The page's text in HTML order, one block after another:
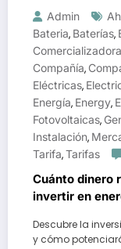
Admin
Bateria, Baterías,
Compañía,
Eléctricas,
Energía, Energy,
Fotovoltaicas,
Instalación,
Tarifa,Tarifas
Cuánto dinero
invertir en
Descubre la
y cómo